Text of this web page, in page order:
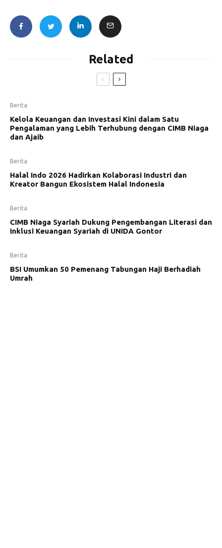
Related
Berita
Kelola Keuangan dan Investasi Kini dalam Satu
Pengalaman yang Lebih Terhubung dengan CIMB Niaga
dan Ajaib
Berita
Halal Indo 2026 Hadirkan Kolaborasi Industri dan
Kreator Bangun Ekosistem Halal Indonesia
Berita
CIMB Niaga Syariah Dukung Pengembangan Literasi dan
Inklusi Keuangan Syariah di UNIDA Gontor
Berita
BSI Umumkan 50 Pemenang Tabungan Haji Berhadiah
Umrah